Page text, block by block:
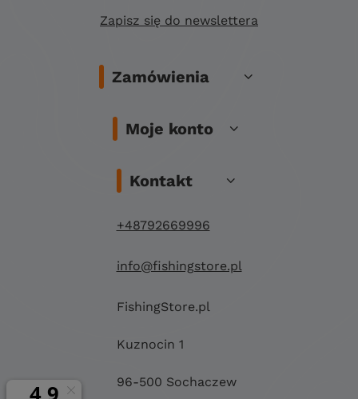
Zapisz się do newslettera
Zamówienia
Moje konto
Kontakt
+48792669996
info@fishingstore.pl
FishingStore.pl
Kuznocin 1
96-500 Sochaczew